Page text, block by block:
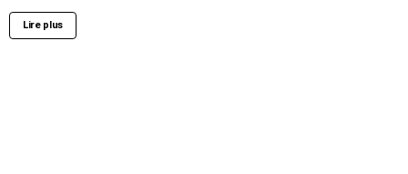
Lire plus